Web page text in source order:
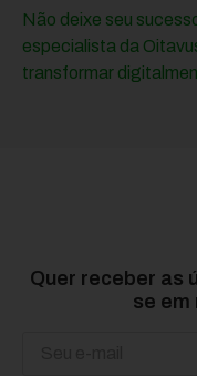
Não deixe seu
especialista da
transformar
Quer receber as
se em